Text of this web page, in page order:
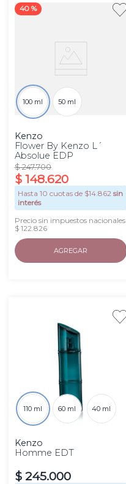
40 %
100 ml 50 ml
Kenzo
Flower By Kenzo L´
Absolue EDP
$ 247.700
$ 148.620
Hasta 10 cuotas de $14.862 sin
interés
Precio sin impuestos nacionales
$ 122.826
AGREGAR
110 ml 60 ml 40 ml
Kenzo
Homme EDT
$ 245.000